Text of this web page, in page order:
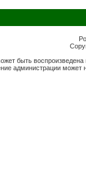
быть
администрации может